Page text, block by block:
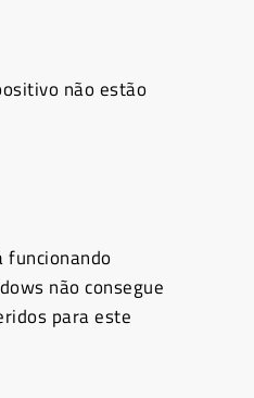
não estão
funcionando
não consegue
para este